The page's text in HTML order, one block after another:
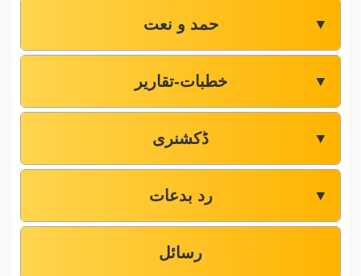
حمد و نعت ▼
خطبات-تقاریر ▼
ڈکشنری ▼
رد بدعات ▼
رسائل